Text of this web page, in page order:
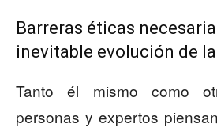
Barreras éticas
inevitable evolución de
Tanto él mismo como
personas y expertos